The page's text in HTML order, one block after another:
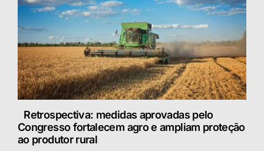
Retrospectiva: medidas aprovadas pelo
Congresso fortalecem agro e ampliam proteção
ao produtor rural